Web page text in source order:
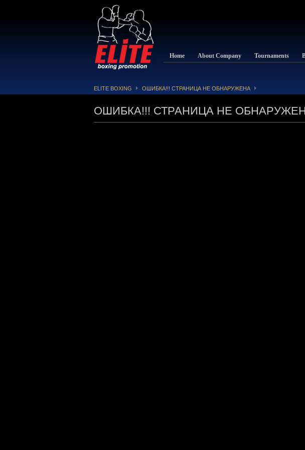
Home About Company Tournaments
ELITE BOXING ОШИБКА!!! СТРАНИЦА НЕ ОБНАРУЖЕНА
ОШИБКА!!! СТРАНИЦА НЕ